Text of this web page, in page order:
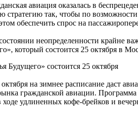
авиация оказалась в
стратегию так, чтобы по
обеспечить спрос на
неопределенности крайне
который состоится 25 октября в
на зимнее расписание даст
гражданской авиации.
ходе удлиненных кофе-брейков и